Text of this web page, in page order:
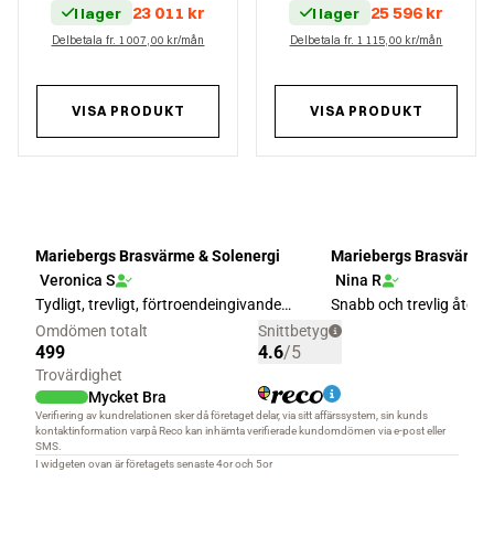
I lager 23 011 kr
Delbetala fr. 1 007,00 kr/mån
VISA PRODUKT
I lager 25 596 kr
Delbetala fr. 1 115,00 kr/mån
VISA PRODUKT